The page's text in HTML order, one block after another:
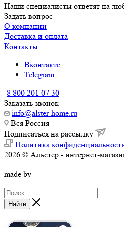
Наши специалисты ответят на
Задать вопрос
О компании
Доставка и оплата
Контакты
Вконтакте
Telegram
8 800 201 07 30
Заказать звонок
info@alster-home.ru
Вся Россия
Подписаться на рассылку
Политика
2026 © Альстер - интернет-
made by
Найти